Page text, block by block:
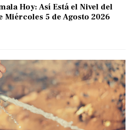
Hoy: Así Está el Nivel del
Miércoles 5 de Agosto 2026